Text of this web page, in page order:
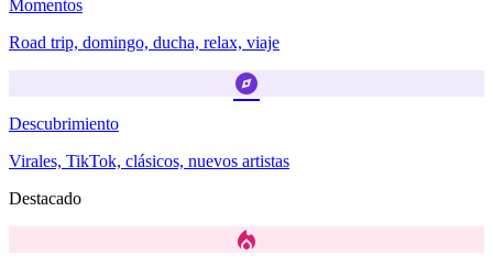
Momentos
Road trip, domingo, ducha, relax, viaje
explore
Descubrimiento
Virales, TikTok, clásicos, nuevos artistas
Destacado
local_fire_department